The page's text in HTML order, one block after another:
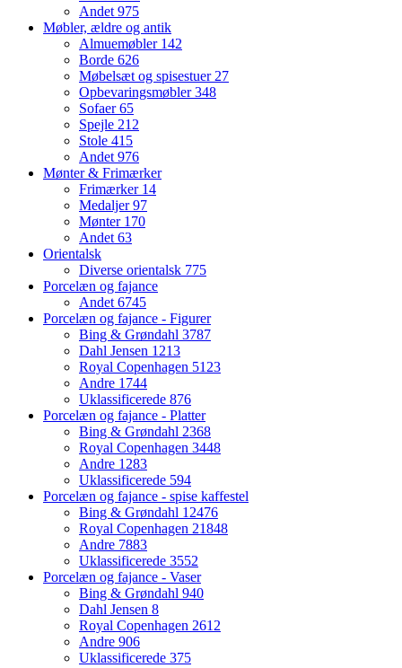
Andet975
Møbler, ældre og antik
Almuemøbler 142
Borde 626
Møbelsæt og spisestuer27
Opbevaringsmøbler348
Sofaer65
Spejle 212
Stole 415
Andet976
Mønter & Frimærker
Frimærker 14
Medaljer97
Mønter 170
Andet63
Orientalsk
Diverse orientalsk 775
Porcelæn og fajance
Andet6745
Porcelæn og fajance - Figurer
Bing & Grøndahl 3787
Dahl Jensen 1213
Royal Copenhagen 5123
Andre 1744
Uklassificerede 876
Porcelæn og fajance - Platter
Bing & Grøndahl 2368
Royal Copenhagen 3448
Andre 1283
Uklassificerede 594
Porcelæn og fajance - spise kaffestel
Bing & Grøndahl 12476
Royal Copenhagen 21848
Andre 7883
Uklassificerede 3552
Porcelæn og fajance - Vaser
Bing & Grøndahl 940
Dahl Jensen 8
Royal Copenhagen 2612
Andre 906
Uklassificerede 375